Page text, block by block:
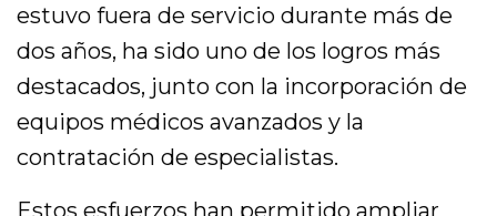
estuvo fuera de servicio durante más de
dos años, ha sido uno de los logros más
destacados, junto con la incorporación de
equipos médicos avanzados y la
contratación de especialistas.
Estos esfuerzos han permitido ampliar